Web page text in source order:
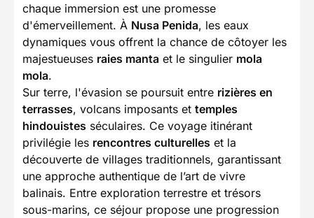
chaque immersion est une promesse
d'émerveillement. À Nusa Penida, les eaux
dynamiques vous offrent la chance de côtoyer les
majestueuses raies manta et le singulier mola
mola.
Sur terre, l'évasion se poursuit entre rizières en
terrasses, volcans imposants et temples
hindouistes séculaires. Ce voyage itinérant
privilégie les rencontres culturelles et la
découverte de villages traditionnels, garantissant
une approche authentique de l’art de vivre
balinais. Entre exploration terrestre et trésors
sous-marins, ce séjour propose une progression